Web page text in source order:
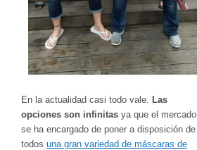
En la actualidad casi todo vale.
Las
opciones son infinitas ya que el mercado
se ha encargado de poner a disposición de
todos una gran variedad de máscaras de